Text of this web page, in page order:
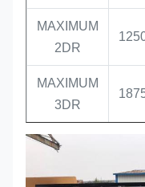
MAXIMUM
2DR
MAXIMUM
3DR
MAXIMUM